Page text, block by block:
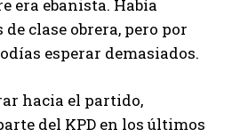
era ebanista. Había
clase obrera, pero por
esperar demasiados.
hacia el partido,
del KPD en los últimos